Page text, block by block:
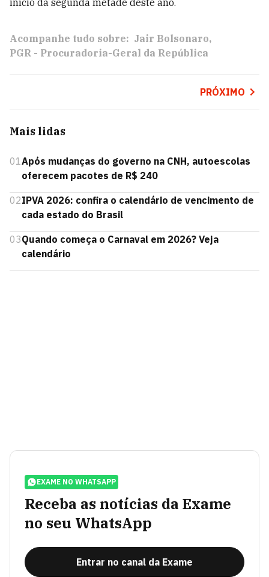
início da segunda metade deste ano.
Acompanhe tudo sobre: Jair Bolsonaro
PGR - Procuradoria-Geral da República
PRÓXIMO
Mais lidas
01Após mudanças do governo na CNH, autoescolas
oferecem pacotes de R$ 240
02IPVA 2026: confira o calendário de vencimento de
cada estado do Brasil
03Quando começa o Carnaval em 2026? Veja
calendário
EXAME NO WHATSAPP
Receba as notícias da Exame
no seu WhatsApp
Entrar no canal da Exame